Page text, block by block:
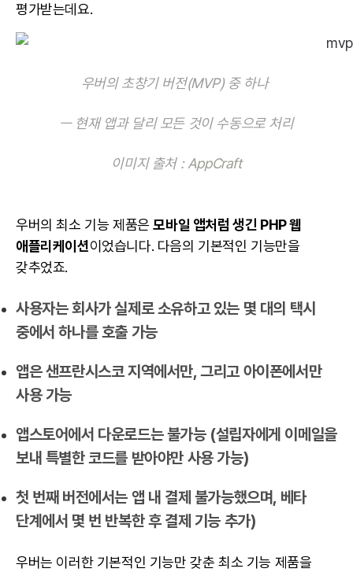
평가받는데요.
우버의 초창기 버전(MVP) 중 하나
ㅡ 현재 앱과 달리 모든 것이 수동으로 처리
이미지 출처 :AppCraft
우버의 최소 기능 제품은모바일 앱처럼 생긴 PHP 웹
애플리케이션이었습니다. 다음의 기본적인 기능만을
갖추었죠.
사용자는 회사가 실제로 소유하고 있는 몇 대의 택시
중에서 하나를 호출 가능
앱은 샌프란시스코 지역에서만, 그리고 아이폰에서만
사용 가능
앱스토어에서 다운로드는 불가능 (설립자에게 이메일을
보내 특별한 코드를 받아야만 사용 가능)
첫 번째 버전에서는 앱 내 결제 불가능했으며, 베타
단계에서 몇 번 반복한 후 결제 기능 추가)
우버는 이러한 기본적인 기능만 갖춘 최소 기능 제품을